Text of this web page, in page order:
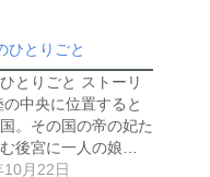
ひとりごと
とりごと ストーリ
の中央に位置すると
。その国の帝の妃た
後宮に一人の娘…
月22日